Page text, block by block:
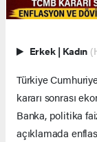
Erkek | Kadın
Türkiye
kararı sonrası
Banka, politika
açıklamada